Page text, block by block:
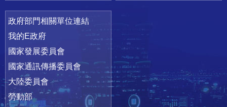
政府部門相關單位連結
我的E政府
國家發展委員會
國家通訊傳播委員會
大陸委員會
勞動部